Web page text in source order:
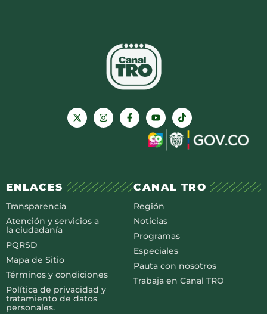
ENLACES
Transparencia
Atención y servicios a
la ciudadanía
PQRSD
Mapa de Sitio
Términos y condiciones
Política de privacidad y
tratamiento de datos
personales.
CANAL TRO
Región
Noticias
Programas
Especiales
Pauta con nosotros
Trabaja en Canal TRO